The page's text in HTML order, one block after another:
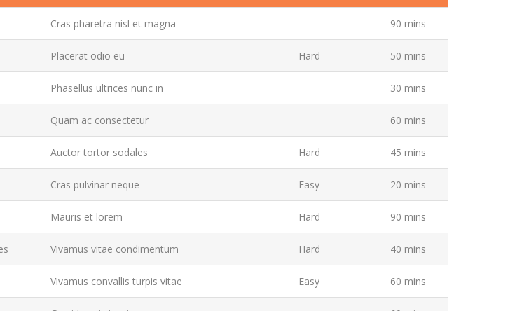
Cras pharetra nisl et magna 90 mins
Placerat odio eu Hard 50 mins
Phasellus ultrices nunc in 30 mins
Quam ac consectetur 60 mins
Auctor tortor sodales Hard 45 mins
Cras pulvinar neque Easy 20 mins
Mauris et lorem Hard 90 mins
Vivamus vitae condimentum Hard 40 mins
Vivamus convallis turpis vitae Easy 60 mins